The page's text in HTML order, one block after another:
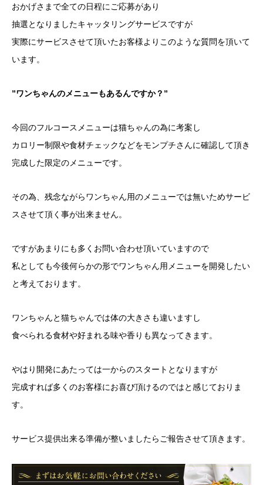
おかげさまで全ての日程にご応募があり
抽選となりましたキャッタリングサービスですが
実際にサービスさせて頂いたお客様よりこのような質問を頂いて
います。
”ワンちゃんのメニューもあるんですか？”
今回のフルコースメニューは猫ちゃんの為に考案し
カロリー制限や食材チェックなどをモンプチさんに確認して頂き
完成した限定のメニューです。
その為、残念ながらワンちゃん用のメニューでは無いためサービ
スさせて頂く事が出来ません。
ですがあまりにも多くお問い合わせ頂いていますので
私としても今後何らかの形でワンちゃん用メニューを開発したい
と考えております。
ワンちゃんと猫ちゃんでは体の大きさも違いますし
食べられる食材や好まれる味や香りも異なってきます。
やはり開発にあたっては一からのスタートとなりますが
完成すれば多くのお客様にお喜び頂けるのではと感じておりま
す。
サービス提供出来る準備が整いましたらご報告させて頂きます。